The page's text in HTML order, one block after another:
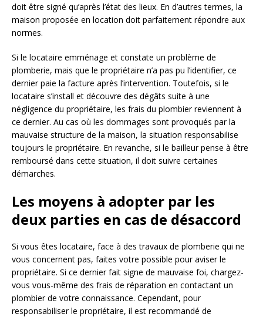
doit être signé qu’après l’état des lieux. En d’autres termes, la
maison proposée en location doit parfaitement répondre aux
normes.
Si le locataire emménage et constate un problème de
plomberie, mais que le propriétaire n’a pas pu l’identifier, ce
dernier paie la facture après l’intervention. Toutefois, si le
locataire s’install et découvre des dégâts suite à une
négligence du propriétaire, les frais du plombier reviennent à
ce dernier. Au cas où les dommages sont provoqués par la
mauvaise structure de la maison, la situation responsabilise
toujours le propriétaire. En revanche, si le bailleur pense à être
remboursé dans cette situation, il doit suivre certaines
démarches.
Les moyens à adopter par les
deux parties en cas de désaccord
Si vous êtes locataire, face à des travaux de plomberie qui ne
vous concernent pas, faites votre possible pour aviser le
propriétaire. Si ce dernier fait signe de mauvaise foi, chargez-
vous vous-même des frais de réparation en contactant un
plombier de votre connaissance. Cependant, pour
responsabiliser le propriétaire, il est recommandé de